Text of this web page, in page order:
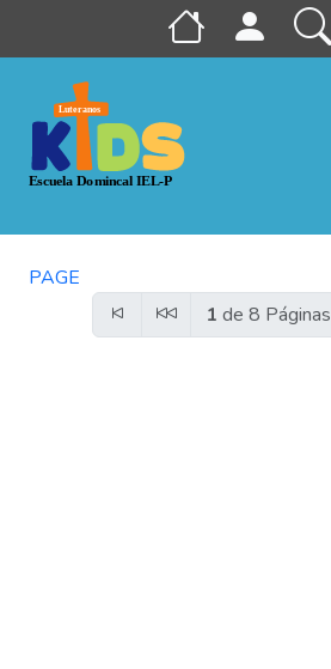
PAGE
1 de 8 Páginas